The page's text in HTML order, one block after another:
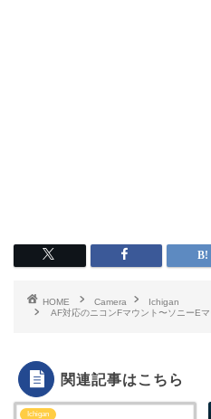
HOME Camera
Ichigan
AF対応のニコンFマウント〜ソニーE
関連記事はこちら
Ichigan